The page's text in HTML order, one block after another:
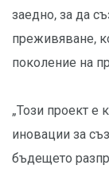
заедно, за да
преживяване,
поколение на
„Този проект е
иновации за
бъдещето